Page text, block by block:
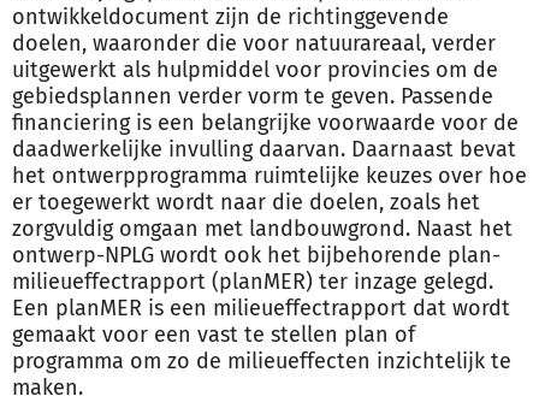
ontwikkeldocument zijn de richtinggevende
doelen, waaronder die voor natuurareaal, verder
uitgewerkt als hulpmiddel voor provincies om de
gebiedsplannen verder vorm te geven. Passende
financiering is een belangrijke voorwaarde voor de
daadwerkelijke invulling daarvan. Daarnaast bevat
het ontwerpprogramma ruimtelijke keuzes over hoe
er toegewerkt wordt naar die doelen, zoals het
zorgvuldig omgaan met landbouwgrond. Naast het
ontwerp-NPLG wordt ook het bijbehorende plan-
milieueffectrapport (planMER) ter inzage gelegd.
Een planMER is een milieueffectrapport dat wordt
gemaakt voor een vast te stellen plan of
programma om zo de milieueffecten inzichtelijk te
maken.